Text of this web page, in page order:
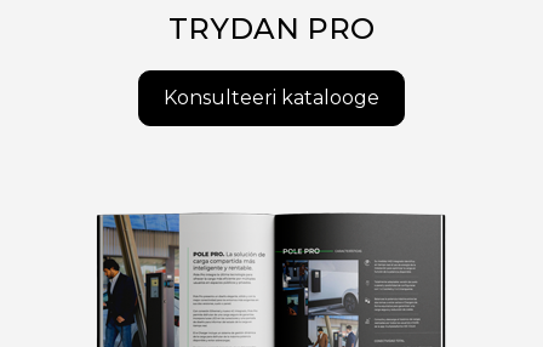
TRYDAN PRO
Konsulteeri katalooge